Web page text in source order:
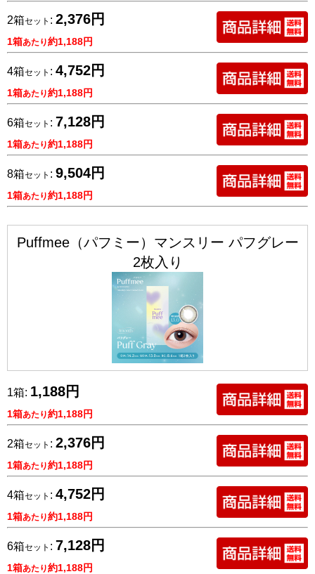
2箱セット : 2,376円
1箱あたり約1,188円
4箱セット : 4,752円
1箱あたり約1,188円
6箱セット : 7,128円
1箱あたり約1,188円
8箱セット : 9,504円
1箱あたり約1,188円
Puffmee（パフミー）マンスリー パフグレー
2枚入り
1箱: 1,188円
1箱あたり約1,188円
2箱セット : 2,376円
1箱あたり約1,188円
4箱セット : 4,752円
1箱あたり約1,188円
6箱セット : 7,128円
1箱あたり約1,188円